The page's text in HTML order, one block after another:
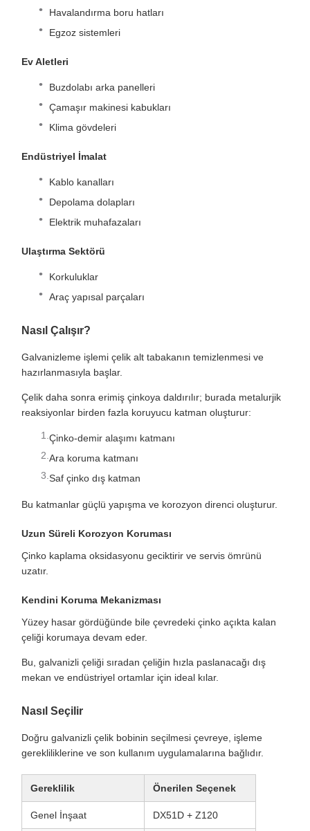
Havalandırma boru hatları
Egzoz sistemleri
Ev Aletleri
Buzdolabı arka panelleri
Çamaşır makinesi kabukları
Klima gövdeleri
Endüstriyel İmalat
Kablo kanalları
Depolama dolapları
Elektrik muhafazaları
Ulaştırma Sektörü
Korkuluklar
Araç yapısal parçaları
Nasıl Çalışır?
Galvanizleme işlemi çelik alt tabakanın temizlenmesi ve
hazırlanmasıyla başlar.
Çelik daha sonra erimiş çinkoya daldırılır; burada metalurjik
reaksiyonlar birden fazla koruyucu katman oluşturur:
Çinko-demir alaşımı katmanı
Ara koruma katmanı
Saf çinko dış katman
Bu katmanlar güçlü yapışma ve korozyon direnci oluşturur.
Uzun Süreli Korozyon Koruması
Çinko kaplama oksidasyonu geciktirir ve servis ömrünü
uzatır.
Kendini Koruma Mekanizması
Yüzey hasar gördüğünde bile çevredeki çinko açıkta kalan
çeliği korumaya devam eder.
Bu, galvanizli çeliği sıradan çeliğin hızla paslanacağı dış
mekan ve endüstriyel ortamlar için ideal kılar.
Nasıl Seçilir
Doğru galvanizli çelik bobinin seçilmesi çevreye, işleme
gerekliliklerine ve son kullanım uygulamalarına bağlıdır.
Gereklilik Önerilen Seçenek
Genel İnşaat DX51D + Z120